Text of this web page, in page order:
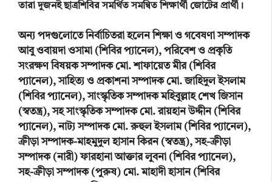
তারা দুজনই ছাত্রশিবির সমর্থিত সমন্বিত শিক্ষার্থী জোটের প্রার্থী।
অন্য পদগুলোতে নির্বাচিতরা হলেন শিক্ষা ও গবেষণা সম্পাদক
আবু ওবায়দা ওসামা (শিবির প্যানেল), পরিবেশ ও প্রকৃতি
সংরক্ষণ বিষয়ক সম্পাদক মো. শাফায়েত মীর (শিবির
প্যানেল), সাহিত্য ও প্রকাশনা সম্পাদক মো. জাহিদুল ইসলাম
(শিবির প্যানেল), সাংস্কৃতিক সম্পাদক মহিবুল্লাহ শেখ জিসান
(স্বতন্ত্র), সহ সাংস্কৃতিক সম্পাদক মো. রায়হান উদ্দীন (শিবির
প্যানেল), নাট্য সম্পাদক মো. রুহুল ইসলাম (শিবির প্যানেল),
ক্রীড়া সম্পাদক-মাহমুদুল হাসান কিরন (স্বতন্ত্র), সহ-ক্রীড়া
সম্পাদক (নারী) ফারহানা আক্তার লুবনা (শিবির প্যানেল),
সহ-ক্রীড়া সম্পাদক (পুরুষ) মো. মাহাদী হাসান (শিবির